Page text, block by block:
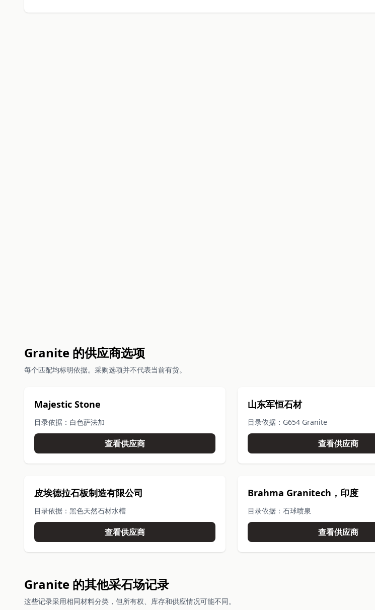
Granite 的供应商选项
每个匹配均标明依据。采购选项并不代表当前有货。
Majestic Stone
目录依据：白色萨法加
查看供应商
山东军恒石材
目录依据：G654 Granite
查看供应商
皮埃德拉石板制造有限公司
目录依据：黑色天然石材水槽
查看供应商
Brahma Granitech，印度
目录依据：石球喷泉
查看供应商
Granite 的其他采石场记录
这些记录采用相同材料分类，但所有权、库存和供应情况可能不同。